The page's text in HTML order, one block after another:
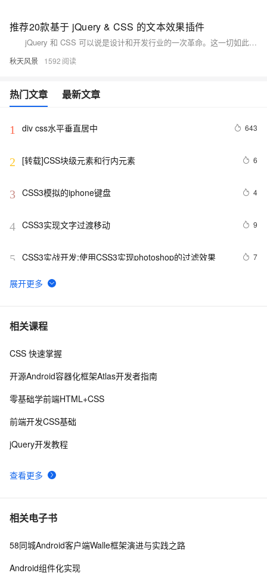
推荐20款基于 jQuery & CSS 的文本效果插件
jQuery 和 CSS 可以说是设计和开发行业的一次革命。这一切如此简单，快捷的一站式服务。jQuery 允许你在你的网页中添加一些真正令人惊叹的东西而不用付出很大的努力，要感谢那些优秀的 jQuery 插件。
秋天风景 1592
热门文章 最新文章
1 div css水平垂直居中 643
2 [转载]CSS块级元素和行内元素 6
3 CSS3模拟的iphone键盘 4
4 CSS3实现文字过渡移动 9
5 CSS3实战开发:使用CSS3实现photoshop的过滤效果 7
6 CSS 中 ::before 和 ::after 伪元素的四个实际用途
7 使用CSS实现 图片帧动画 与 曲线运动
8 【01】完成新年倒计时页面-蛇年新年快乐倒计时领取礼
html5+div+CSS+JavaScript-优雅草卓伊凡-做一条关于新
年的代码分享给你们-为了C站的分拼一下子
10CSS Content 属性妙用
相关课程
查看更多
CSS 快速掌握
开源Android容器化框架Atlas开发者指南
零基础学前端HTML+CSS
前端开发CSS基础
jQuery开发教程
相关电子书
58同城Android客户端Walle框架演进与实践之路
Android组件化实现